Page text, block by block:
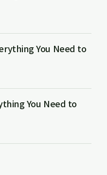
You Need to
You Need to